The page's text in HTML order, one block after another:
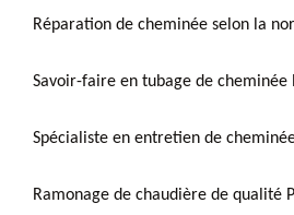
Réparation de cheminée selon la
Savoir-faire en tubage de cheminée
Spécialiste en entretien de
Ramonage de chaudière de qualité